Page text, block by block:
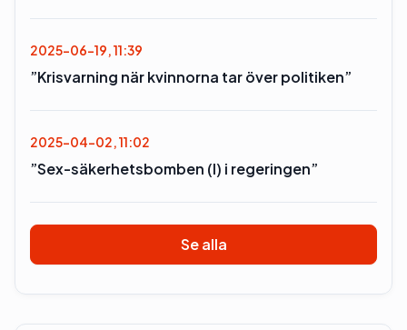
2025-06-19, 11:39
”Krisvarning när kvinnorna tar över politiken”
2025-04-02, 11:02
”Sex-säkerhetsbomben (l) i regeringen”
Se alla